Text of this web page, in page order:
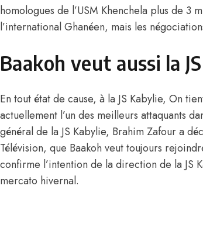
homologues de l’USM Khenchela plus de
l’international Ghanéen, mais les
Baakoh veut aussi la
En tout état de cause, à la JS Kabylie, On
actuellement l’un des meilleurs attaquants
général de la JS Kabylie, Brahim Zafour a
Télévision, que Baakoh veut toujours
confirme l’intention de la direction de la JS
mercato hivernal.